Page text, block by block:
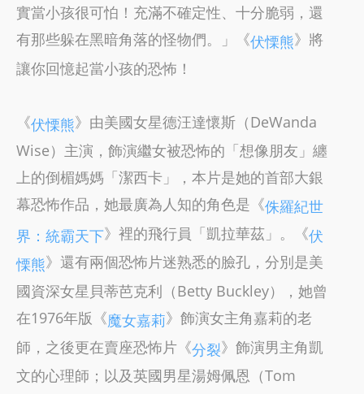
實當小孩很可怕！充滿不確定性、十分脆弱，還
有那些躲在黑暗角落的怪物們。」《伏慄熊》將
讓你回憶起當小孩的恐怖！
《伏慄熊》由美國女星德汪達懷斯（DeWanda
Wise）主演，飾演繼女被恐怖的「想像朋友」纏
上的倒楣媽媽「潔西卡」，本片是她的首部大銀
幕恐怖作品，她最廣為人知的角色是《侏羅紀世
界：統霸天下》裡的飛行員「凱拉華茲」。《伏
慄熊》還有兩個恐怖片迷熟悉的臉孔，分別是美
國資深女星貝蒂芭克利（Betty Buckley），她曾
在1976年版《魔女嘉莉》飾演女主角嘉莉的老
師，之後更在賣座恐怖片《分裂》飾演男主角凱
文的心理師；以及英國男星湯姆佩恩（Tom